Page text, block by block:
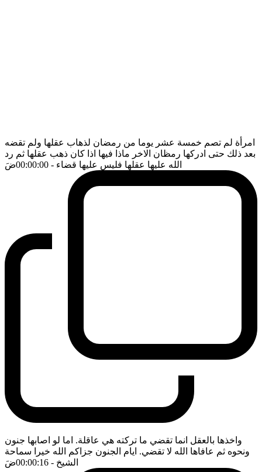
امرأة لم تصم خمسة عشر يوما من رمضان لذهاب عقلها ولم تقضه
بعد ذلك حتى ادركها رمظان الاخر ماذا فيها اذا كان ذهب عقلها ثم رد
الله عليها عقلها فليس عليها قضاء - 00:00:00 ضَ
واخذها بالعقل انما تقضي ما تركته هي عاقلة. اما لو اصابها جنون
ونحوه ثم عافاها الله لا تقضي. ايام الجنون جزاكم الله خيرا سماحة
الشيخ - 00:00:16 ضَ